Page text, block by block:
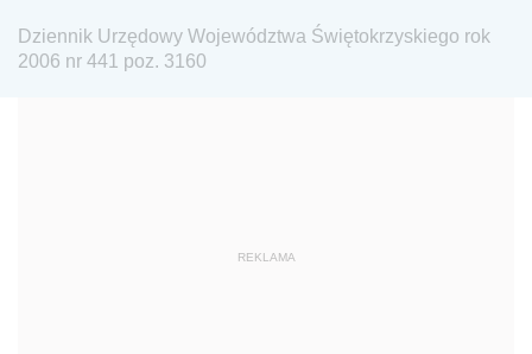
Dziennik Urzędowy Ministra Edukacji Narodowej
Dziennik Urzędowy Ministra Gospodarki Morskiej
Dziennik Urzędowy Ministra Kultury i Dziedzictwa
Dziennik Urzędowy Województwa Świętokrzyskiego rok
2006 nr 441 poz. 3160
REKLAMA